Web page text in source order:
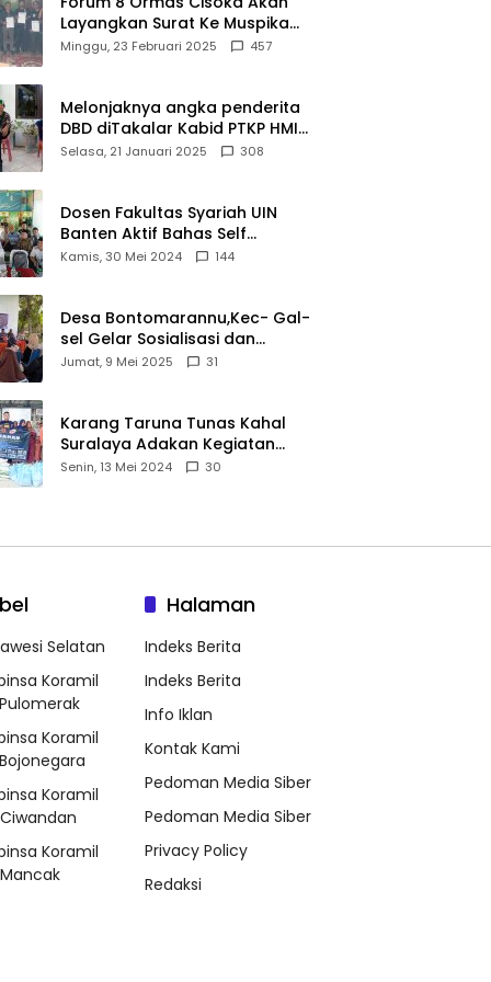
Layangkan Surat Ke Muspika
Atas Adanya Kantor Matel di
Minggu, 23 Februari 2025 457
Melonjaknya angka penderita
DBD diTakalar Kabid PTKP HMI
Cab.Takalar angkat bicara
Selasa, 21 Januari 2025 308
Dosen Fakultas Syariah UIN
Banten Aktif Bahas Self
Declare Halal dalam Forum
Kamis, 30 Mei 2024 144
Desa Bontomarannu,Kec- Gal-
sel Gelar Sosialisasi dan
Bimtek Pemutakhiran Data ID
Jumat, 9 Mei 2025 31
Karang Taruna Tunas Kahal
Suralaya Adakan Kegiatan
Bansos Terhadap Kaum
Senin, 13 Mei 2024 30
Selatan
Koramil
Koramil
Koramil
Koramil
Halaman
Indeks Berita
Indeks Berita
Info Iklan
Kontak Kami
Pedoman Media Siber
Pedoman Media Siber
Privacy Policy
Redaksi